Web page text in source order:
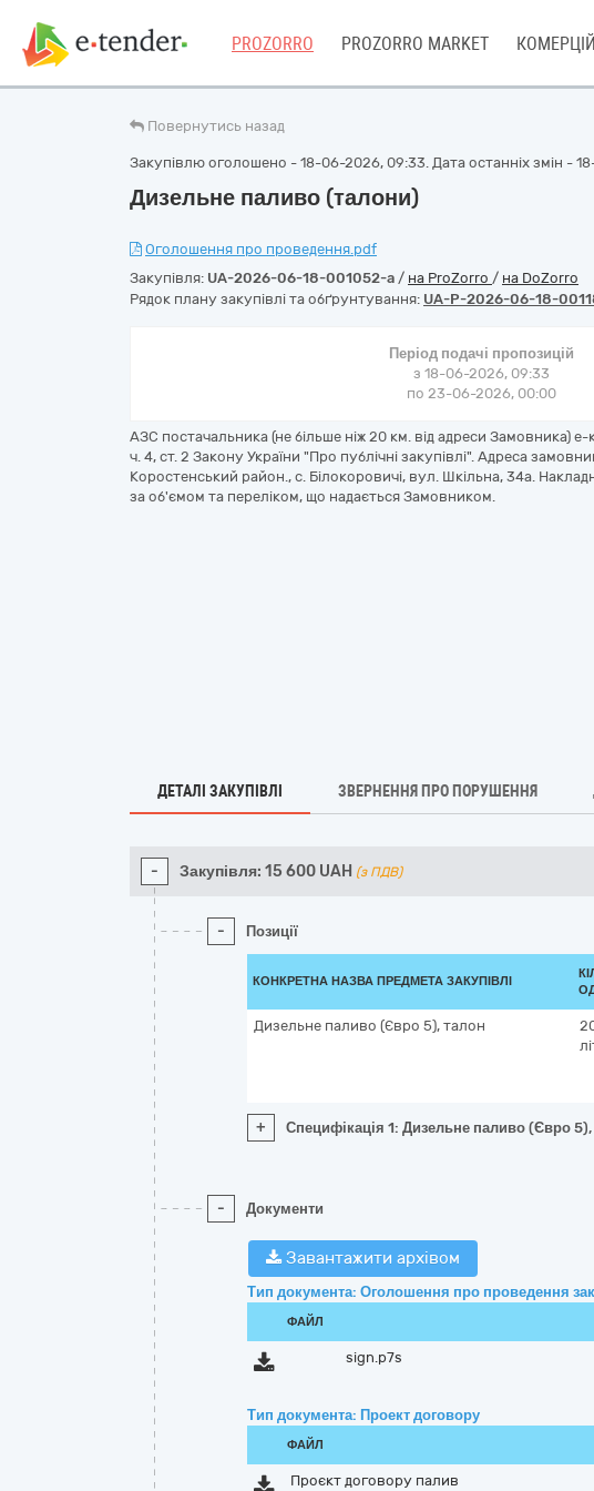
PROZORRO PROZORRO MARKET
Повернутись назад
Закупівлю оголошено - 18-06-2026, 09:33. Дата останніх змін -
Дизельне паливо (талони)
Оголошення про проведення.pdf
Закупівля: UA-2026-06-18-001052-a / на ProZorro / на DoZorro
Рядок плану закупівлі та обґрунтування: UA-P-2026-06-18-
Період подачі пропозицій
з 18-06-2026, 09:33
по 23-06-2026, 00:00
АЗС постачальника (не більше ніж 20 км. від адреси Замовника) е-
ч. 4, ст. 2 Закону України "Про публічні закупівлі". Адреса
Коростенський район., с. Білокоровичі, вул. Шкільна, 34а.
за об'ємом та переліком, що надається Замовником.
ДЕТАЛІ ЗАКУПІВЛІ ЗВЕРНЕННЯ ПРО ПОРУШЕННЯ
- Закупівля: 15 600 UAH (з ПДВ)
- Позиції
КОНКРЕТНА НАЗВА ПРЕДМЕТА ЗАКУПІВЛІ
Дизельне паливо (Євро 5), талон
+ Специфікація 1: Дизельне паливо (Євро 5),
- Документи
Завантажити архівом
Тип документа: Оголошення про проведення
ФАЙЛ
sign.p7s
Тип документа: Проект договору
ФАЙЛ
Проєкт договору палив